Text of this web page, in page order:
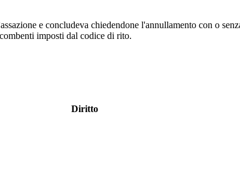
e concludeva chiedendone l'annullamento con o
imposti dal codice di rito.
Diritto